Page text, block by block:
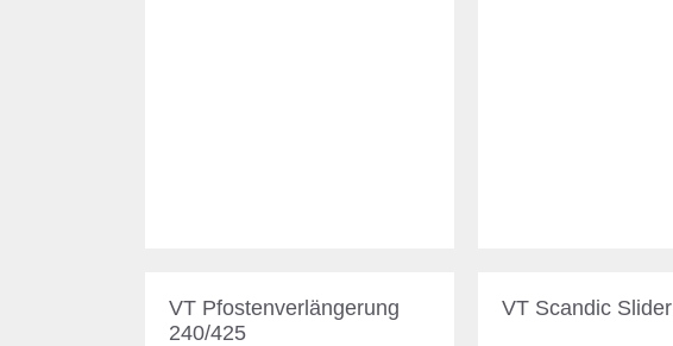
VT Pfostenverlängerung
240/425
VT Scandic Slider